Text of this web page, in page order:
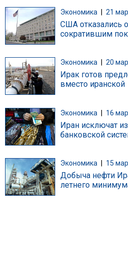
Экономика 21
США отказались
сократившим
Экономика 20
Ирак готов
вместо иранской
Экономика | 16
Иран исключат
банковской
Экономика 15
Добыча нефти
летнего